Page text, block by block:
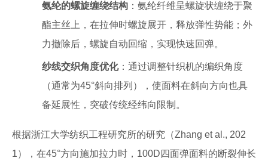
氨纶的螺旋缠绕结构 ：氨纶纤维呈螺旋状缠绕于聚
酯主丝上，在拉伸时螺旋展开，释放弹性势能；外
力撤除后，螺旋自动回缩，实现快速回弹。
纱线交织角度优化：通过调整针织机的编织角度
（通常为45°斜向排列），使面料在斜向方向也具
备延展性，突破传统经纬向限制。
根据浙江大学纺织工程研究所的研究（Zhang et al., 202
1），在45°方向施加拉力时，100D四面弹面料的断裂伸长